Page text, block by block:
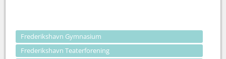
Frederikshavn Gymnasium
Frederikshavn Teaterforening